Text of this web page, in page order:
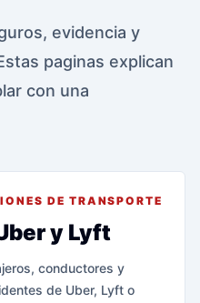
evidencia y
paginas explican
con una
DE TRANSPORTE
y Lyft
conductores y
de Uber, Lyft o